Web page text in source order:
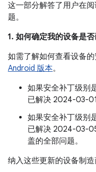
这一部分解答了用户在
题。
1. 如何确定我的设备是
如需了解如何查看设备
Android 版本。
如果安全补丁级别
已解决 2024-03-
如果安全补丁级别
已解决 2024-03-
盖的全部问题。
纳入这些更新的设备制